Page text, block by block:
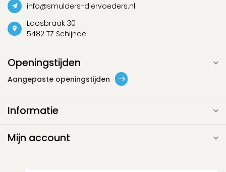
info@smulders-diervoeders.nl
Loosbraak 30
5482 TZ Schijndel
Openingstijden
Aangepaste openingstijden
Informatie
Mijn account